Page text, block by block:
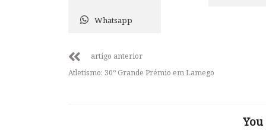
Whatsapp
artigo anterior
Atletismo: 30º Grande Prémio em Lamego